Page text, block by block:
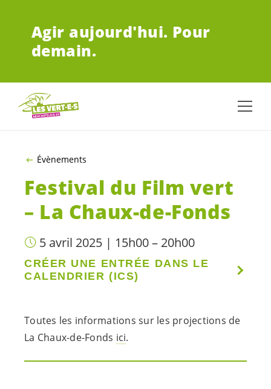
Agir aujourd'hui. Pour
demain.
Évènements
Festival du Film vert
– La Chaux-de-Fonds
5 avril 2025 | 15h00 – 20h00
CRÉER UNE ENTRÉE DANS LE
CALENDRIER (ICS)
Toutes les informations sur les projections de
La Chaux-de-Fonds ici.